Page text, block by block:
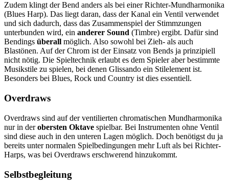
Zudem klingt der Bend anders als bei einer Richter-Mundharmonika
(Blues Harp). Das liegt daran, dass der Kanal ein Ventil verwendet
und sich dadurch, dass das Zusammenspiel der Stimmzungen
unterbunden wird, ein anderer Sound (Timbre) ergibt. Dafür sind
Bendings überall möglich. Also sowohl bei Zieh- als auch
Blastönen. Auf der Chrom ist der Einsatz von Bends ja prinzipiell
nicht nötig. Die Spieltechnik erlaubt es dem Spieler aber bestimmte
Musikstile zu spielen, bei denen Glissando ein Stilelement ist.
Besonders bei Blues, Rock und Country ist dies essentiell.
Overdraws
Overdraws sind auf der ventilierten chromatischen Mundharmonika
nur in derobersten Oktave spielbar. Bei Instrumenten ohne Ventil
sind diese auch in den unteren Lagen möglich. Doch benötigst du ja
bereits unter normalen Spielbedingungen mehr Luft als bei Richter-
Harps, was bei Overdraws erschwerend hinzukommt.
Selbstbegleitung